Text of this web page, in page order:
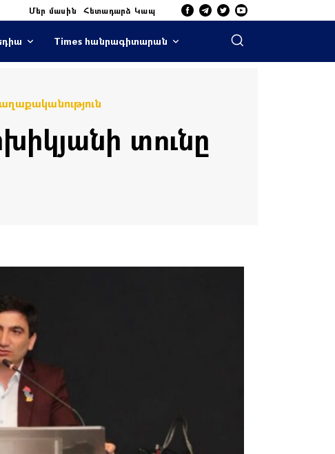
Մեր մասին Հետադարձ Կապ
Times հանրագիտարան
տունը